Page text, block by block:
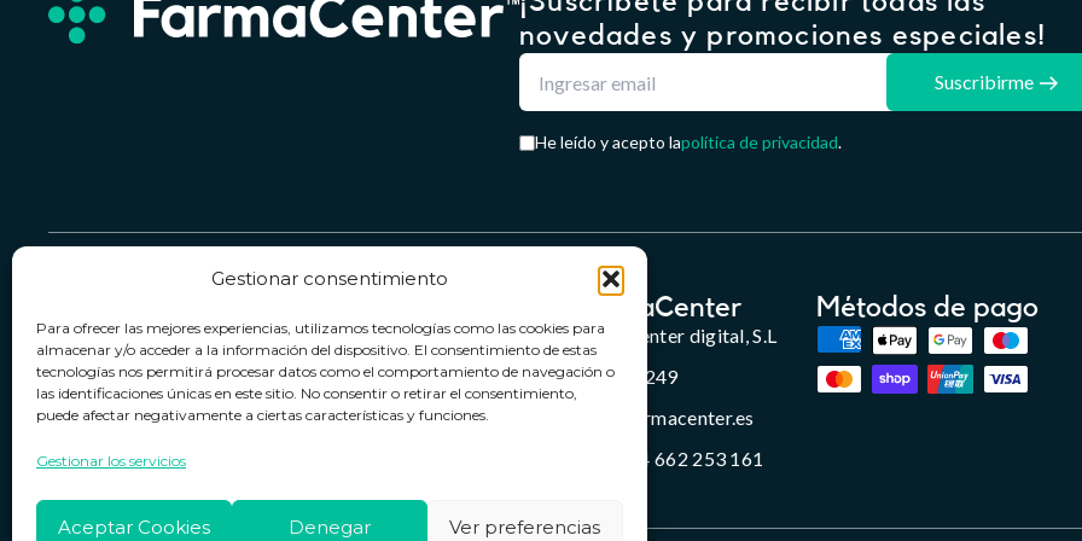
Gestionar consentimiento
Para ofrecer las mejores experiencias, utilizamos tecnologías como las cookies para
almacenar y/o acceder a la información del dispositivo. El consentimiento de estas
tecnologías nos permitirá procesar datos como el comportamiento de navegación o
las identificaciones únicas en este sitio. No consentir o retirar el consentimiento,
puede afectar negativamente a ciertas características y funciones.
Gestionar los servicios
Aceptar Cookies Denegar Ver preferencias
novedades y promociones especiales!
Suscribirme
He leído y acepto lapolítica de privacidad.
Contacto
Política de devoluciones
Horario de atención
Lun. a Vie.: 09:00h - 18:00h
Términos y condiciones
Política de privacidad
Política de cookies
FarmaCenter
Farmacenter digital, S.L
B24836249
info@farmacenter.es
Telf. +34 662 253 161
Métodos de pago